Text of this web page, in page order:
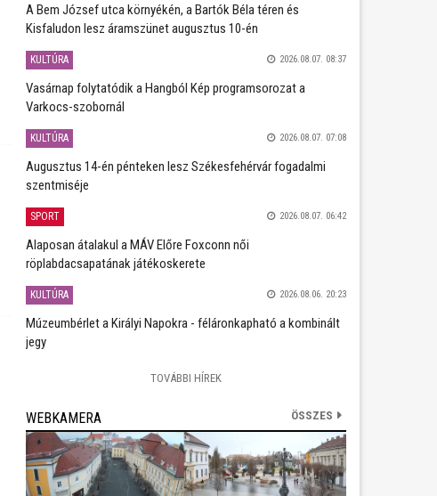
A Bem József utca környékén, a Bartók Béla téren és
Kisfaludon lesz áramszünet augusztus 10-én
KULTÚRA 2026.08.07. 08:37
Vasárnap folytatódik a Hangból Kép programsorozat a
Varkocs-szobornál
KULTÚRA 2026.08.07. 07:08
Augusztus 14-én pénteken lesz Székesfehérvár fogadalmi
szentmiséje
SPORT 2026.08.07. 06:42
Alaposan átalakul a MÁV Előre Foxconn női
röplabdacsapatának játékoskerete
KULTÚRA 2026.08.06. 20:23
Múzeumbérlet a Királyi Napokra - féláronkapható a kombinált
jegy
TOVÁBBI HÍREK
WEBKAMERA ÖSSZES